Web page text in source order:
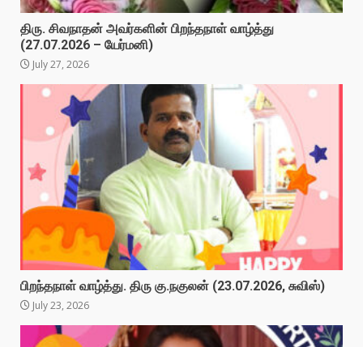
திரு. சிவநாதன் அவர்களின் பிறந்தநாள் வாழ்த்து
(27.07.2026 – யேர்மனி)
July 27, 2026
பிறந்தநாள் வாழ்த்து. திரு கு.நகுலன் (23.07.2026, சுவிஸ்)
July 23, 2026